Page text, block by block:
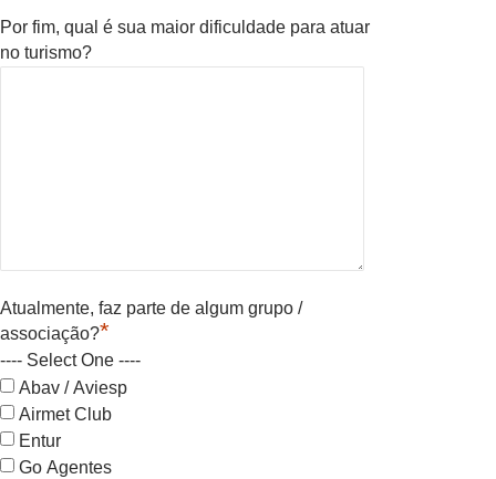
Por fim, qual é sua maior dificuldade para atuar
no turismo?
Atualmente, faz parte de algum grupo /
associação?*
---- Select One ----
Abav / Aviesp
Airmet Club
Entur
Go Agentes